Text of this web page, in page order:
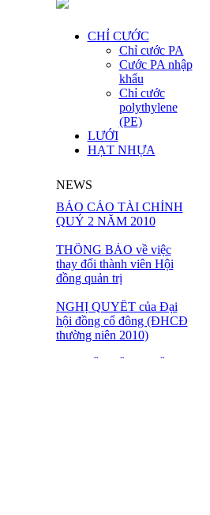
CHỈ CƯỚC
Chỉ cước PA
Cước PA nhập
khẩu
Chỉ cước
polythylene
(PE)
LƯỚI
HẠT NHỰA
NEWS
BÁO CÁO TÀI CHÍNH
QUÝ 2 NĂM 2010
THÔNG BÁO về việc
thay đổi thành viên Hội
đồng quản trị
NGHỊ QUYẾT của Đại
hội đồng cổ đông (ĐHCĐ
thường niên 2010)